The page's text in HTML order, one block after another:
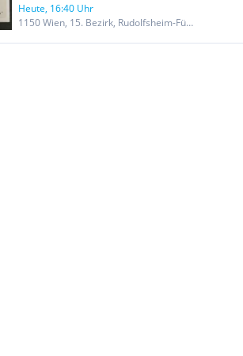
Heute, 16:40 Uhr
1150 Wien, 15. Bezirk, Rudolfsheim-Fünfhaus